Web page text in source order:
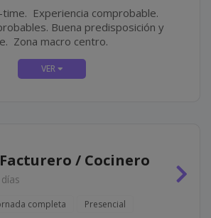
predisposición y
trato con el cliente. Zona macro centro.
/ Cocinero
completa
Presencial